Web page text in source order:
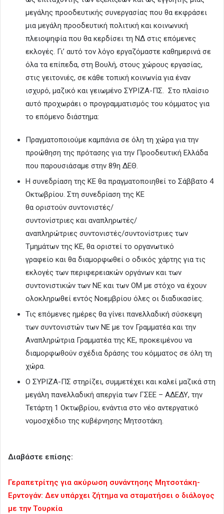
μεγάλης προοδευτικής συνεργασίας που θα εκφράσει
μια μεγάλη προοδευτική πολιτική και κοινωνική
πλειοψηφία που θα κερδίσει τη ΝΔ στις επόμενες
εκλογές. Γι’ αυτό τον λόγο εργαζόμαστε καθημερινά σε
όλα τα επίπεδα, στη Βουλή, στους χώρους εργασίας,
στις γειτονιές, σε κάθε τοπική κοινωνία για έναν
ισχυρό, μαζικό και γειωμένο ΣΥΡΙΖΑ-ΠΣ. Στο πλαίσιο
αυτό προχωράει ο προγραμματισμός του κόμματος για
το επόμενο διάστημα:
Πραγματοποιούμε καμπάνια σε όλη τη χώρα για την
προώθηση της πρότασης για την Προοδευτική Ελλάδα
που παρουσιάσαμε στην 89η ΔΕΘ.
Η συνεδρίαση της ΚΕ θα πραγματοποιηθεί το Σάββατο 4
Οκτωβρίου. Στη συνεδρίαση της ΚΕ
θα οριστούν συντονιστές/
συντονίστριες και αναπληρωτές/
αναπληρώτριες συντονιστές/συντονίστριες των
Τμημάτων της ΚΕ, θα οριστεί το οργανωτικό
γραφείο και θα διαμορφωθεί ο οδικός χάρτης για τις
εκλογές των περιφερειακών οργάνων και των
συντονιστικών των ΝΕ και των ΟΜ με στόχο να έχουν
ολοκληρωθεί εντός Νοεμβρίου όλες οι διαδικασίες.
Τις επόμενες ημέρες θα γίνει πανελλαδική σύσκεψη
των συντονιστών των ΝΕ με τον Γραμματέα και την
Αναπληρώτρια Γραμματέα της ΚΕ, προκειμένου να
διαμορφωθούν σχέδια δράσης του κόμματος σε όλη τη
χώρα.
Ο ΣΥΡΙΖΑ-ΠΣ στηρίζει, συμμετέχει και καλεί μαζικά στη
μεγάλη πανελλαδική απεργία των ΓΣΕΕ – ΑΔΕΔΥ, την
Τετάρτη 1 Οκτωβρίου, ενάντια στο νέο αντεργατικό
νομοσχέδιο της κυβέρνησης Μητσοτάκη.
Διαβάστε επίσης:
Γεραπετρίτης για ακύρωση συνάντησης Μητσοτάκη-
Ερντογάν: Δεν υπάρχει ζήτημα να σταματήσει ο διάλογος
με την Τουρκία